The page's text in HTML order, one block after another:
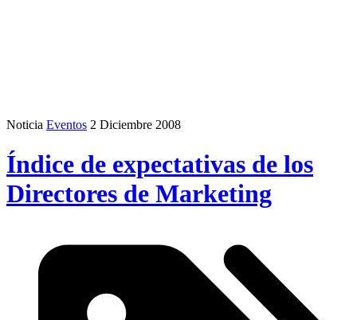
Noticia Eventos 2 Diciembre 2008
Índice de expectativas de los
Directores de Marketing